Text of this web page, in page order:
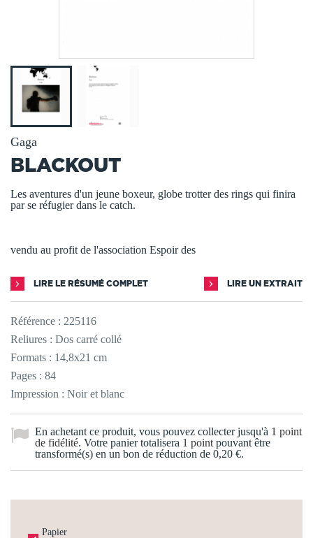
Gaga
BLACKOUT
Les aventures d'un jeune boxeur, globe trotter des rings qui finira
par se réfugier dans le catch.
vendu au profit de l'association Espoir des
LIRE LE RÉSUMÉ COMPLET LIRE UN EXTRAIT
Référence : 225116
Reliures : Dos carré collé
Formats : 14,8x21 cm
Pages : 84
Impression : Noir et blanc
En achetant ce produit, vous pouvez collecter jusqu'à 1 point
de fidélité. Votre panier totalisera 1 point pouvant être
transformé(s) en un bon de réduction de 0,20 €.
Papier